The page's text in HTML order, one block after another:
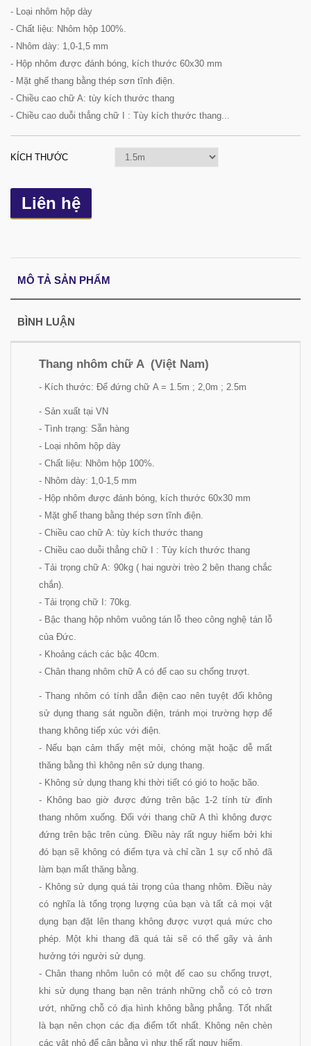
- Loại nhôm hộp dày
- Chất liệu: Nhôm hộp 100%.
- Nhôm dày: 1,0-1,5 mm
- Hộp nhôm được đánh bóng, kích thước 60x30 mm
- Mặt ghế thang bằng thép sơn tĩnh điện.
- Chiều cao chữ A: tùy kích thước thang
- Chiều cao duỗi thẳng chữ I : Tùy kích thước thang...
KÍCH THƯỚC
Liên hệ
MÔ TẢ SẢN PHẨM
BÌNH LUẬN
Thang nhôm chữ A (Việt Nam)
- Kích thước: Để đứng chữ A = 1.5m ; 2,0m ; 2.5m
- Sản xuất tại VN
- Tình trạng: Sẵn hàng
- Loại nhôm hộp dày
- Chất liệu: Nhôm hộp 100%.
- Nhôm dày: 1,0-1,5 mm
- Hộp nhôm được đánh bóng, kích thước 60x30 mm
- Mặt ghế thang bằng thép sơn tĩnh điện.
- Chiều cao chữ A: tùy kích thước thang
- Chiều cao duỗi thẳng chữ I : Tùy kích thước thang
- Tải trọng chữ A: 90kg ( hai người trèo 2 bên thang chắc
chắn).
- Tải trọng chữ I: 70kg.
- Bậc thang hộp nhôm vuông tán lỗ theo công nghệ tán lỗ
của Đức.
- Khoảng cách các bậc 40cm.
- Chân thang nhôm chữ A có đế cao su chống trượt.
- Thang nhôm có tính dẫn điện cao nên tuyệt đối không
sử dụng thang sát nguồn điện, tránh mọi trường hợp để
thang không tiếp xúc với điện.
- Nếu bạn cảm thấy mệt mỏi, chóng mặt hoặc dễ mất
thăng bằng thì không nên sử dụng thang.
- Không sử dụng thang khi thời tiết có gió to hoặc bão.
- Không bao giờ được đứng trên bậc 1-2 tính từ đỉnh
thang nhôm xuống. Đối với thang chữ A thì không được
đứng trên bậc trên cùng. Điều này rất nguy hiểm bởi khi
đó bạn sẽ không có điểm tựa và chỉ cần 1 sự cố nhỏ đã
làm bạn mất thăng bằng.
- Không sử dụng quá tải trọng của thang nhôm. Điều này
có nghĩa là tổng trọng lượng của bạn và tất cả mọi vật
dụng bạn đặt lên thang không được vượt quá mức cho
phép. Một khi thang đã quá tải sẽ có thể gãy và ảnh
hưởng tới người sử dụng.
- Chân thang nhôm luôn có một đế cao su chống trượt,
khi sử dụng thang bạn nên tránh những chỗ có cỏ trơn
ướt, những chỗ có địa hình không bằng phẳng. Tốt nhất
là bạn nên chọn các địa điểm tốt nhất. Không nên chèn
các vật nhỏ để cân bằng vì như thế rất nguy hiểm.